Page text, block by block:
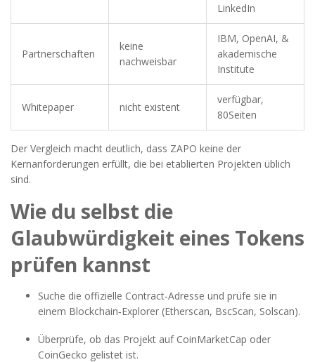
LinkedIn
Partnerschaften
keine
nachweisbar
IBM, OpenAI, &
akademische
Institute
Whitepaper nicht existent
verfügbar,
80Seiten
Der Vergleich macht deutlich, dass ZAPO keine der
Kernanforderungen erfüllt, die bei etablierten Projekten üblich
sind.
Wie du selbst die
Glaubwürdigkeit eines Tokens
prüfen kannst
Suche die offizielle Contract‑Adresse und prüfe sie in
einem Blockchain‑Explorer (Etherscan, BscScan, Solscan).
Überprüfe, ob das Projekt auf CoinMarketCap oder
CoinGecko gelistet ist.